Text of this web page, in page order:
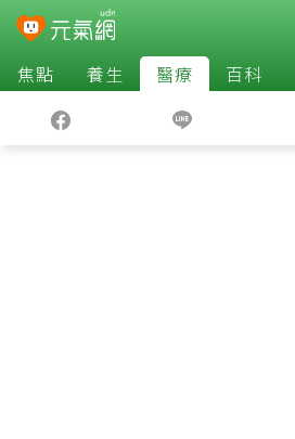
焦點 養生 醫療 百科